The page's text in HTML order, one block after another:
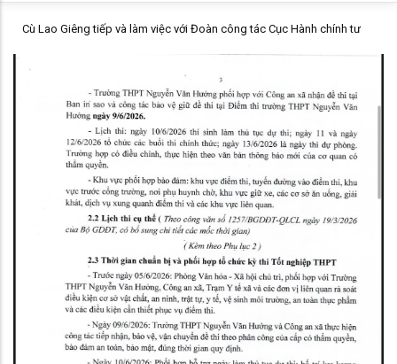
Cù Lao Giêng tiếp và làm việc với Đoàn công tác Cục Hành chính tư
pháp - Bộ Tư pháp khảo sát, hướng dẫn triển khai Chương trình hành
động quốc gia của Việt Nam về đăng ký và thống kê hộ tịch giai đoạn
2026 – 2030